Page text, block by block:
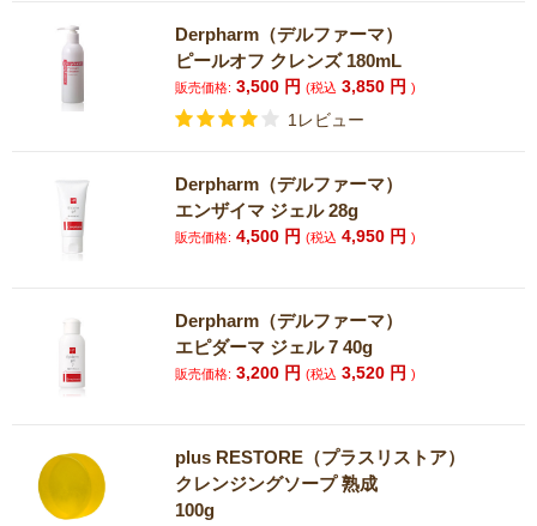
Derpharm（デルファーマ）
ピールオフ クレンズ 180mL
販売価格: 3,500 円(税込 3,850 円)
1レビュー
Derpharm（デルファーマ）
エンザイマ ジェル 28g
販売価格: 4,500 円(税込 4,950 円)
Derpharm（デルファーマ）
エピダーマ ジェル 7 40g
販売価格: 3,200 円(税込 3,520 円)
plus RESTORE（プラスリストア）
クレンジングソープ 熟成
100g